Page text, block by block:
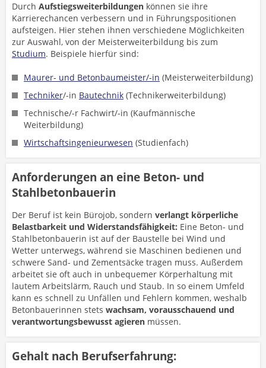
Durch Aufstiegsweiterbildungen können sie ihre
Karrierechancen verbessern und in Führungspositionen
aufsteigen. Hier stehen ihnen verschiedene Möglichkeiten
zur Auswahl, von der Meisterweiterbildung bis zum
Studium. Beispiele hierfür sind:
Maurer- und Betonbaumeister/-in (Meisterweiterbildung)
Techniker/-in Bautechnik (Technikerweiterbildung)
Technische/-r Fachwirt/-in (Kaufmännische
Weiterbildung)
Wirtschaftsingenieurwesen (Studienfach)
Anforderungen an eine Beton- und
Stahlbetonbauerin
Der Beruf ist kein Bürojob, sondern verlangt körperliche
Belastbarkeit und Widerstandsfähigkeit: Eine Beton- und
Stahlbetonbauerin ist auf der Baustelle bei Wind und
Wetter unterwegs, während sie Maschinen bedienen und
schwere Sand- und Zementsäcke tragen muss. Außerdem
arbeitet sie oft auch in unbequemer Körperhaltung mit
lautem Arbeitslärm, Rauch und Staub. In so einem Umfeld
kann es schnell zu Unfällen und Fehlern kommen, weshalb
Betonbauerinnen stets wachsam, vorausschauend und
verantwortungsbewusst agieren müssen.
Gehalt nach Berufserfahrung: